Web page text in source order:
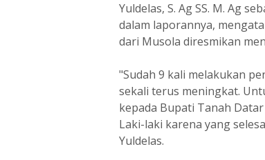
Yuldelas, S. Ag SS. M. Ag
dalam laporannya,
dari Musola diresmikan
"Sudah 9 kali melakukan
sekali terus meningkat.
kepada Bupati Tanah
Laki-laki karena yang
Yuldelas.